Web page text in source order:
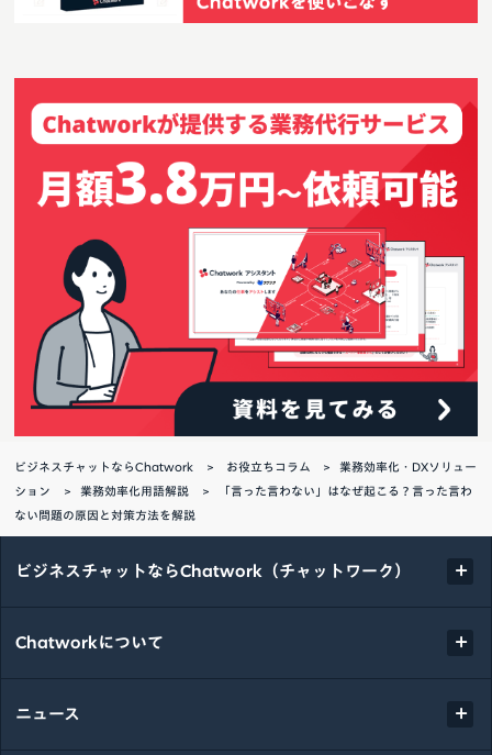
ビジネスチャットならChatwork お役立ちコラム
業務効率化・DXソリュー
ション
業務効率化用語解説
「言った言わない」はなぜ起こる？言った言わ
ない問題の原因と対策方法を解説
ビジネスチャットならChatwork（チャットワーク）
Chatworkについて
ニュース